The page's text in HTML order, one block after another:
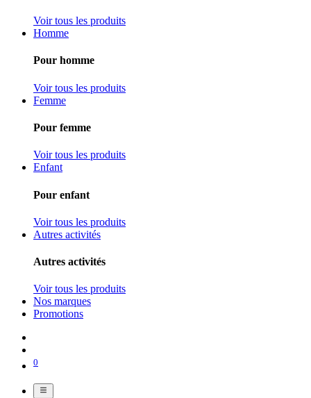
Voir tous les produits
Homme
Pour homme
Voir tous les produits
Femme
Pour femme
Voir tous les produits
Enfant
Pour enfant
Voir tous les produits
Autres activités
Autres activités
Voir tous les produits
Nos marques
Promotions
0